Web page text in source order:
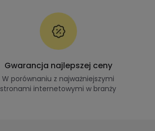
Gwarancja najlepszej ceny
W porównaniu z najważniejszymi
stronami internetowymi w branży